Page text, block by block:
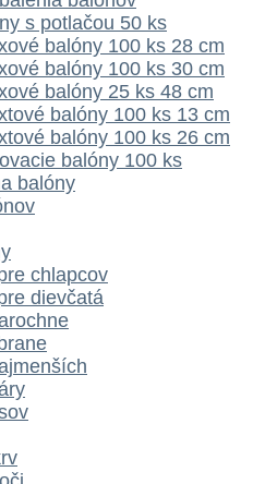
s potlačou 50 ks
balóny 100 ks 28 cm
balóny 100 ks 30 cm
balóny 25 ks 48 cm
balóny 100 ks 13 cm
balóny 100 ks 26 cm
balóny 100 ks
balóny
chlapcov
dievčatá